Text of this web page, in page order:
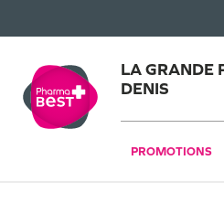
LA GRANDE
DENIS
PROMOTIONS